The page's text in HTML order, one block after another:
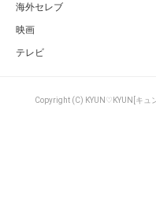
海外セレブ
映画
テレビ
Copyright (C) KYUN♡KYUN[キュ